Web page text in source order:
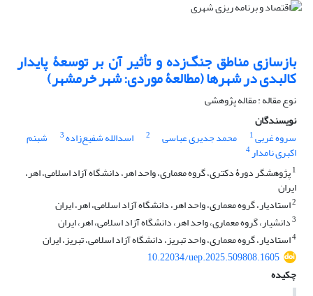
بازسازی مناطق جنگ‌زده و تأثیر آن بر توسعۀ پایدار
کالبدی در شهرها (مطالعۀ موردی: شهر خرمشهر‌)
نوع مقاله : مقاله پژوهشی
نویسندگان
سروه غربی1 محمد جدیری عباسی 2 اسدالله شفیع‌زاده3 شبنم
اکبری نامدار4
1پژوهشگر دورۀ دکتری، گروه معماری، واحد اهر، دانشگاه آزاد اسلامی، اهر،
ایران‌
2استادیار، گروه معماری، واحد اهر، دانشگاه آزاد اسلامی، اهر، ایران
3دانشیار، گروه معماری، واحد اهر، دانشگاه آزاد اسلامی، اهر، ایران‌
4استادیار، گروه معماری، واحد تبریز، دانشگاه آزاد اسلامی، تبریز، ایران‌
10.22034/uep.2025.509808.1605
چکیده